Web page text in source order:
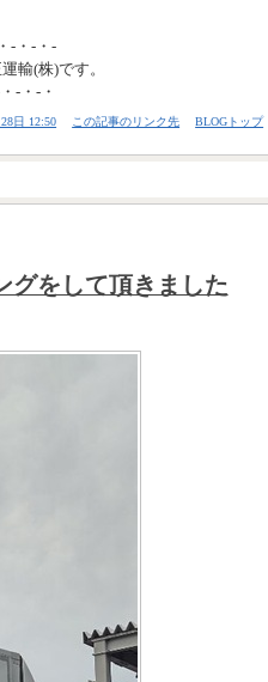
-・-・-
輸(株)です。
-・-・
日 12:50 この記事のリンク先 BLOGトップ
グをして頂きました